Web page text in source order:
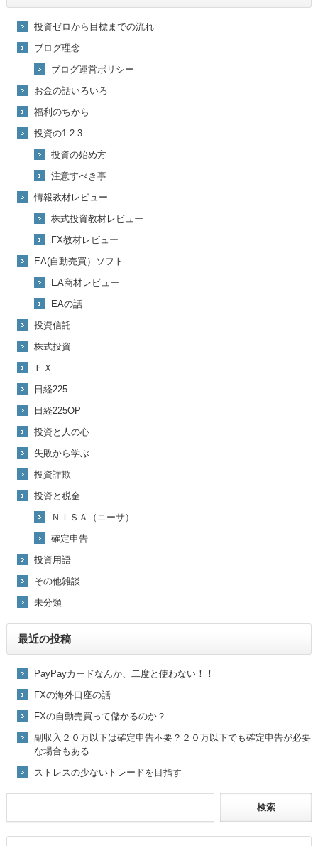
投資ゼロから目標までの流れ
ブログ理念
ブログ運営ポリシー
お金の話いろいろ
福利のちから
投資の1.2.3
投資の始め方
注意すべき事
情報教材レビュー
株式投資教材レビュー
FX教材レビュー
EA(自動売買）ソフト
EA商材レビュー
EAの話
投資信託
株式投資
ＦＸ
日経225
日経225OP
投資と人の心
失敗から学ぶ
投資詐欺
投資と税金
ＮＩＳＡ（ニーサ）
確定申告
投資用語
その他雑談
未分類
最近の投稿
PayPayカードなんか、二度と使わない！！
FXの海外口座の話
FXの自動売買って儲かるのか？
副収入２０万以下は確定申告不要？２０万以下でも確定申告が必要
な場合もある
ストレスの少ないトレードを目指す